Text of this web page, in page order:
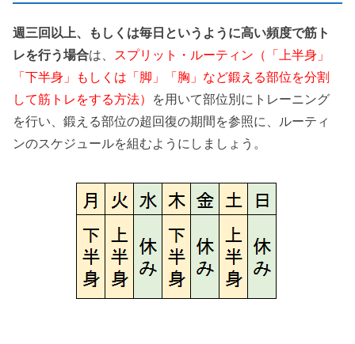
週三回以上、もしくは毎日というように高い頻度で筋ト
レを行う場合は、 スプリット・ルーティン（「上半身」
「下半身」もしくは「脚」「胸」など鍛える部位を分割
して筋トレをする方法） を用いて部位別にトレーニング
を行い、鍛える部位の超回復の期間を参照に、ルーティ
ンのスケジュールを組むようにしましょう。